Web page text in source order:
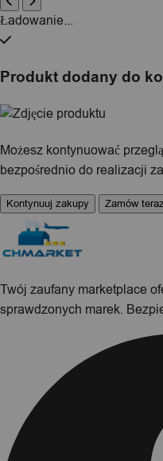
Ładowanie...
Produkt dodany do
Możesz kontynuować
bezpośrednio do realizacji
Kontynuuj zakupy Zamów
Twój zaufany marketplace
sprawdzonych marek.